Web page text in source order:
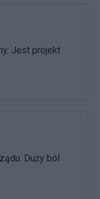
Jest projekt
Duży ból